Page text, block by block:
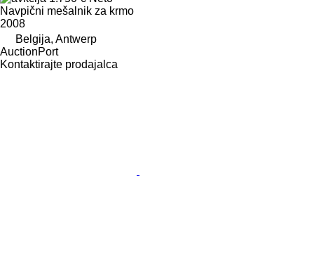
Navpični mešalnik za krmo
2008
Belgija, Antwerp
AuctionPort
Kontaktirajte prodajalca